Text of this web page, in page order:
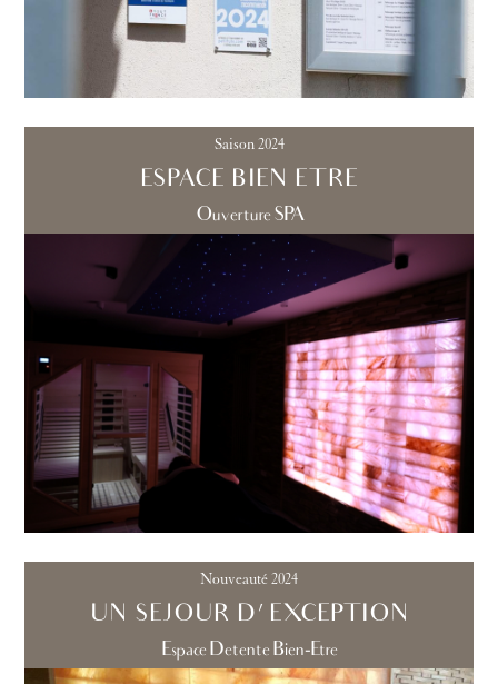
Saison 2024
ESPACE BIEN ETRE
Ouverture SPA
Nouveauté 2024
UN SEJOUR D'EXCEPTION
Espace Detente Bien-Etre